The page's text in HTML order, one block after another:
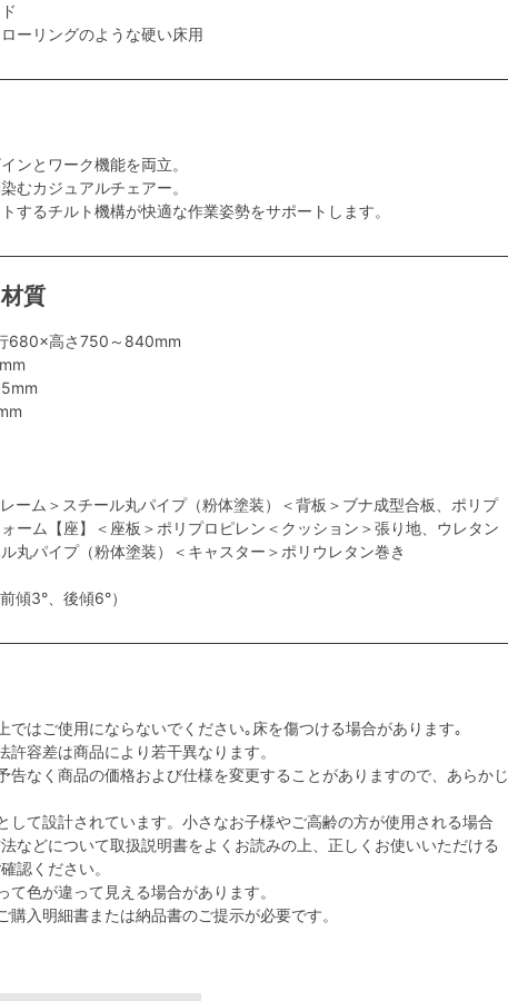
ーリングのような硬い床用
ンとワーク機能を両立。
むカジュアルチェアー。
するチルト機構が快適な作業姿勢をサポートします。
質
680×高さ750～840mm
ーム＞スチール丸パイプ（粉体塗装）＜背板＞ブナ成型合板、ポリプ
ーム【座】＜座板＞ポリプロピレン＜クッション＞張り地、ウレタン
丸パイプ（粉体塗装）＜キャスター＞ポリウレタン巻き
傾3°、後傾6°）
ではご使用にならないでください｡床を傷つける場合があります｡
容差は商品により若干異なります。
告なく商品の価格および仕様を変更することがありますので、あらかじ
して設計されています。小さなお子様やご高齢の方が使用される場合
などについて取扱説明書をよくお読みの上、正しくお使いいただける
認ください。
色が違って見える場合があります。
購入明細書または納品書のご提示が必要です。